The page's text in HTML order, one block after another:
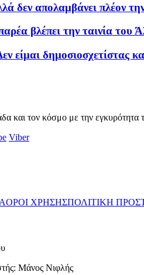
δεν απολαμβάνει πλέον
βλέπει την ταινία του
είμαι δημοσιοσχετίστας
και τον κόσμο με την εγκυρότητα
Viber
ΟΡΟΙ ΧΡΗΣΗΣΠΟΛΙΤΙΚΗ
Μάνος Νιφλής